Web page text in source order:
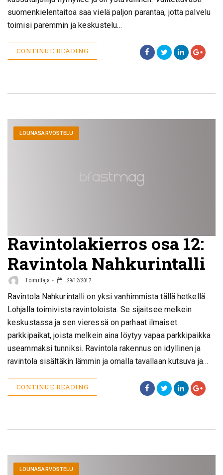
suomenkielentaitoa saa vielä paljon parantaa, jotta palvelu
toimisi paremmin ja keskustelu…
CONTINUE READING
LOUNASARVOSTELU
Ravintolakierros osa 12:
Ravintola Nahkurintalli
Toimittaja 29/12/2017
Ravintola Nahkurintalli on yksi vanhimmista tällä hetkellä
Lohjalla toimivista ravintoloista. Se sijaitsee melkein
keskustassa ja sen vieressä on parhaat ilmaiset
parkkipaikat, joista melkein aina löytyy vapaa parkkipaikka
useammaksi tunniksi. Ravintola rakennus on idyllinen ja
ravintola sisältäkin lämmin ja omalla tavallaan kutsuva ja…
CONTINUE READING
LOUNASARVOSTELU